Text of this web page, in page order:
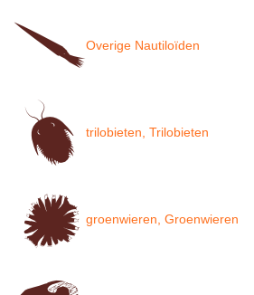
Overige Nautiloïden
trilobieten, Trilobieten
groenwieren, Groenwieren